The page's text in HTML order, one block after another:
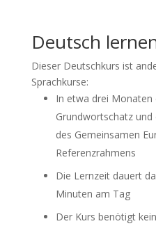
Deutsch
Dieser Deutschkurs ist
Sprachkurse:
In etwa drei Monaten
Grundwortschatz
des Gemeinsamen
Referenzrahmens
Die Lernzeit dauert
Minuten am Tag
Der Kurs benötigt